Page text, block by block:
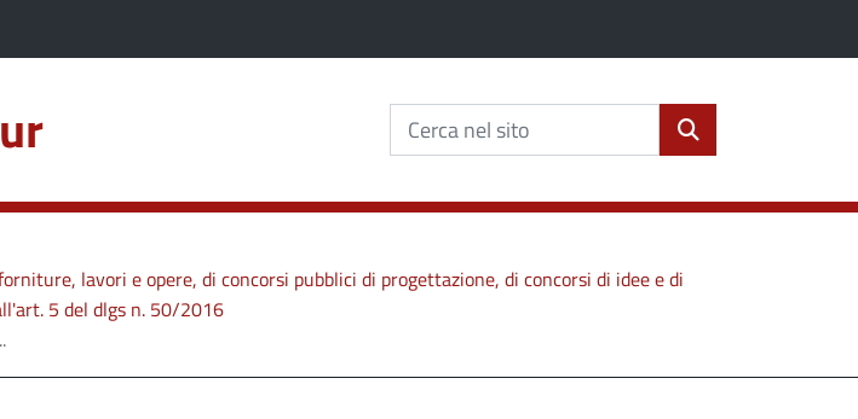
il link in una nuova scheda)
Cerca nel sito
salta Cerca nel sito
Cerca nel sito cerca
lavori e opere, di concorsi pubblici di progettazione, di concorsi di idee e di
5 del dlgs n. 50/2016